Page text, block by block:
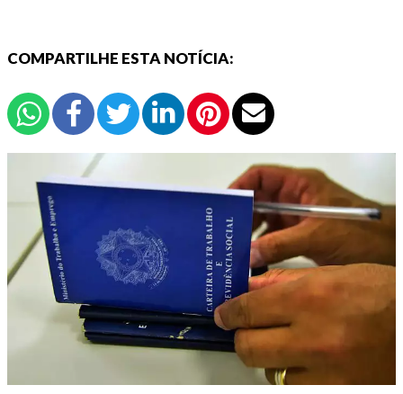
COMPARTILHE ESTA NOTÍCIA: